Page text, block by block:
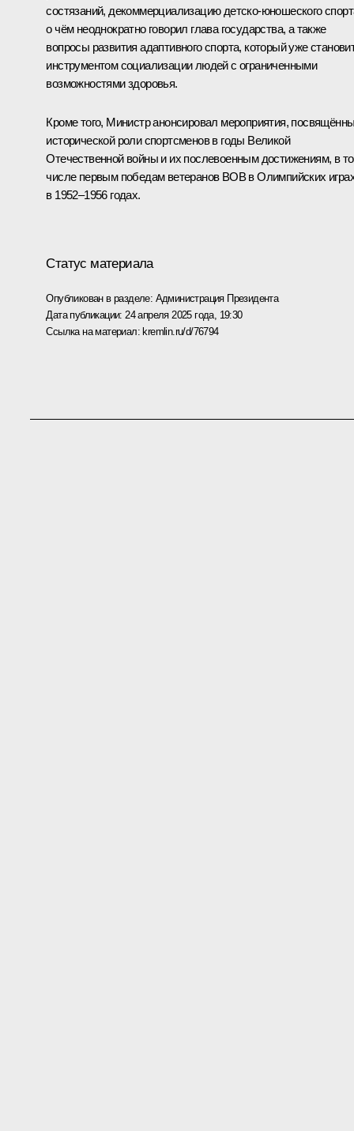
состязаний, декоммерциализацию детско-юношеского
о чём неоднократно говорил глава государства, а также
вопросы развития адаптивного спорта, который уже
инструментом социализации людей с ограниченными
возможностями здоровья.
Кроме того, Министр анонсировал мероприятия,
исторической роли спортсменов в годы Великой
Отечественной войны и их послевоенным достижениям, в
числе первым победам ветеранов ВОВ в Олимпийских
в 1952–1956 годах.
Статус материала
Опубликован в разделе: Администрация Президента
Дата публикации: 24 апреля 2025 года, 19:30
Ссылка на материал: kremlin.ru/d/76794